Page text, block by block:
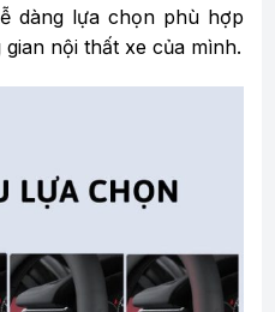
dàng lựa chọn phù hợp
nội thất xe của mình.